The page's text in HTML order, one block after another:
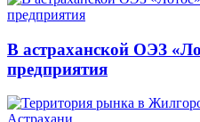
В астраханской ОЭЗ
предприятия